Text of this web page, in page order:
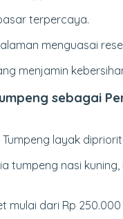
terpercaya.
menguasai
menjamin
sebagai
layak
tumpeng nasi
mulai dari Rp